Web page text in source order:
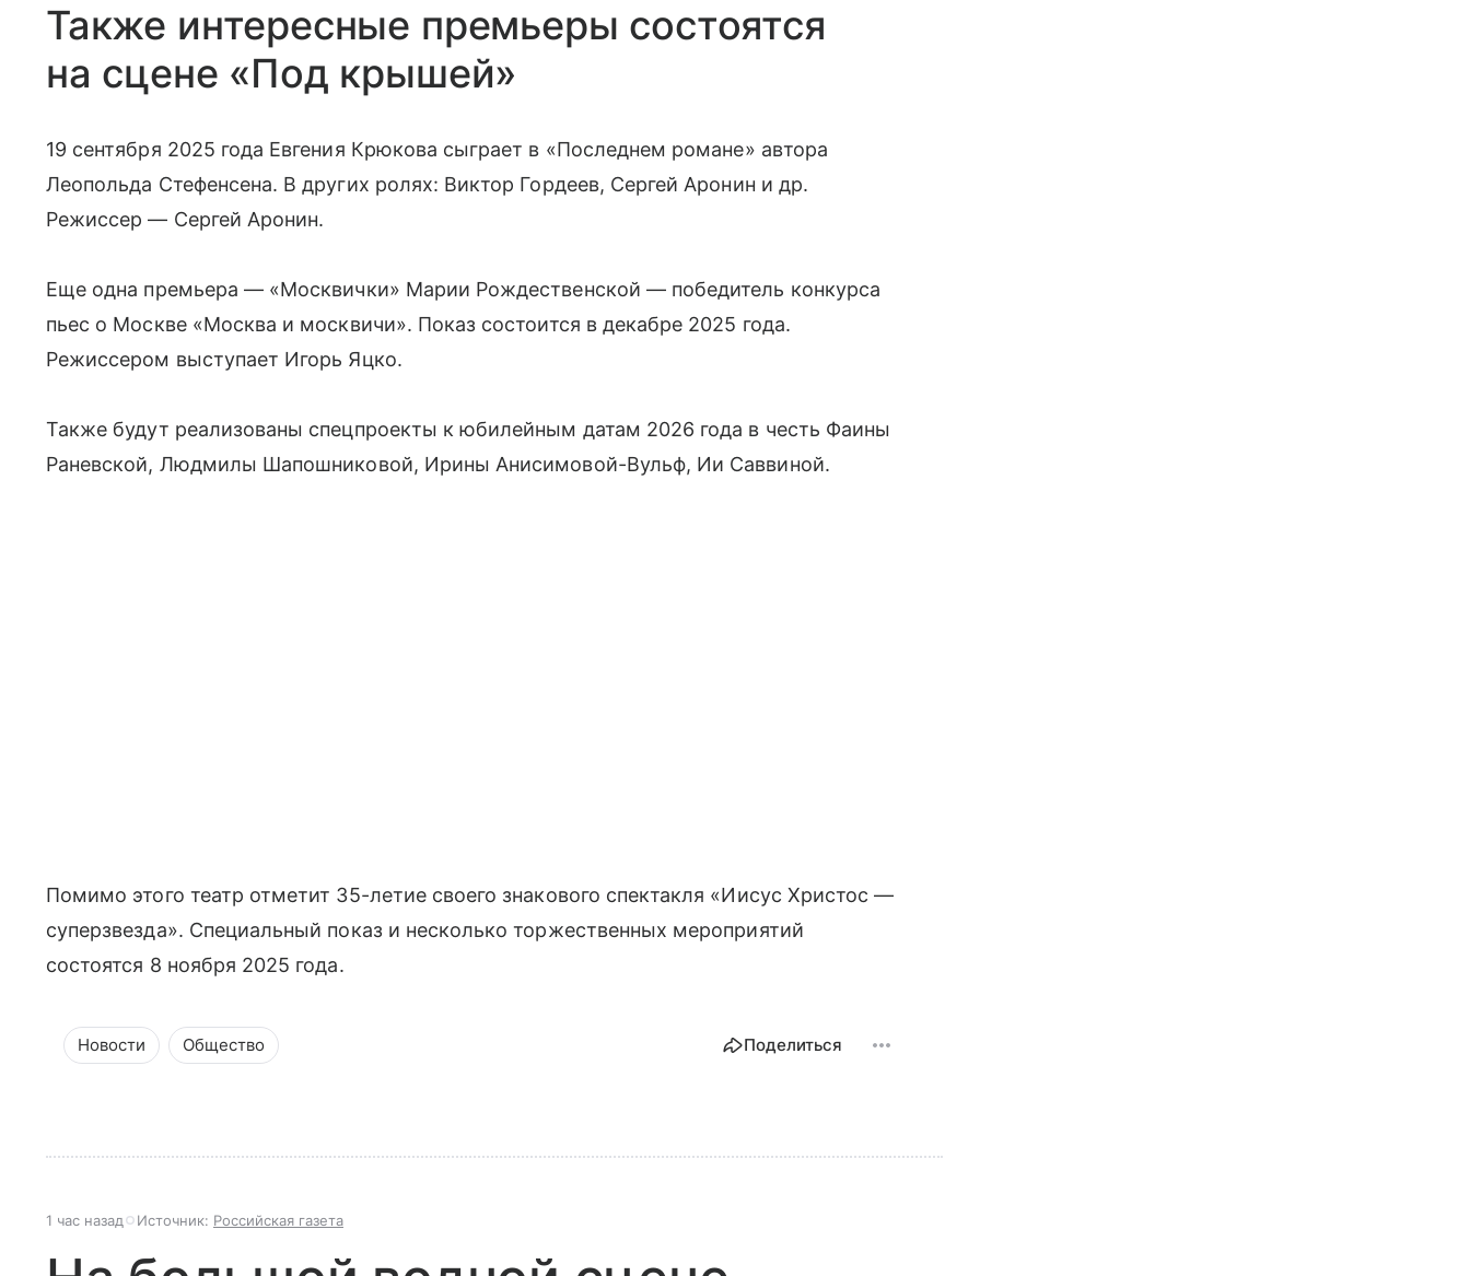
Также интересные премьеры состоятся
на сцене «Под крышей»
19 сентября 2025 года Евгения Крюкова сыграет в «Последнем романе» автора
Леопольда Стефенсена. В других ролях: Виктор Гордеев, Сергей Аронин и др.
Режиссер — Сергей Аронин.
Еще одна премьера — «Москвички» Марии Рождественской — победитель конкурса
пьес о Москве «Москва и москвичи». Показ состоится в декабре 2025 года.
Режиссером выступает Игорь Яцко.
Также будут реализованы спецпроекты к юбилейным датам 2026 года в честь Фаины
Раневской, Людмилы Шапошниковой, Ирины Анисимовой-Вульф, Ии Саввиной.
Помимо этого театр отметит 35-летие своего знакового спектакля «Иисус Христос —
суперзвезда». Специальный показ и несколько торжественных мероприятий
состоятся 8 ноября 2025 года.
Новости Общество Поделиться
1 час назад Источник: Российская газета